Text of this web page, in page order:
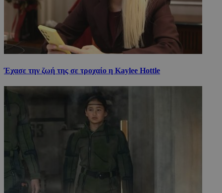
Έχασε την ζωή της σε τροχαίο η Kaylee Hottle